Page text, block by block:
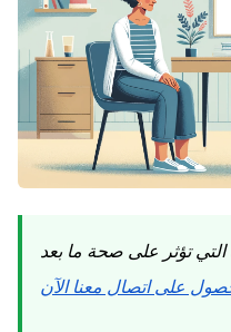
التي تؤثر على صحة ما بعد
على اتصال معنا الآن